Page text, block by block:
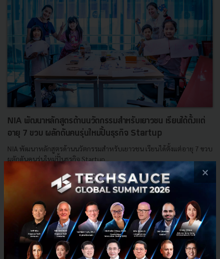
NIA พัฒนาหลักสูตรด้านนวัตกรรมสำหรับเยาวชน เรียนได้ตั้งแต่
อายุ 7 ขวบ ผลักดันคนรุ่นใหม่ปั้นธุรกิจ Startup
NIA พัฒนาหลักสูตรด้านนวัตกรรมสำหรับเยาวชน เรียนได้ตั้งแต่อายุ 7 ขวบ
ผลักดันคนรุ่นใหม่ปั้นธุรกิจ Startup...
| ByTechsauce Team
NIA startup innavation
×